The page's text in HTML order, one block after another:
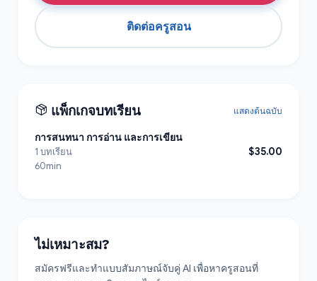
ติดต่อครูสอน
แพ็กเกจบทเรียน แสดงต้นฉบับ
การสนทนา การอ่าน และการเขียน
1 บทเรียน
60min
$35.00
ไม่เหมาะสม?
สมัครฟรีและทำแบบสัมภาษณ์จับคู่ AI เพื่อหาครูสอนที่